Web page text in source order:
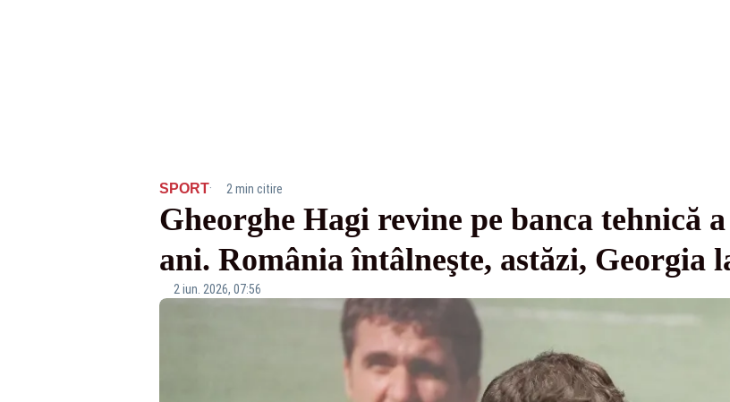
SPORT· 2 min citire
Gheorghe Hagi revine pe banca tehnică
ani. România întâlneşte, astăzi, Georgia
2 iun. 2026, 07:56